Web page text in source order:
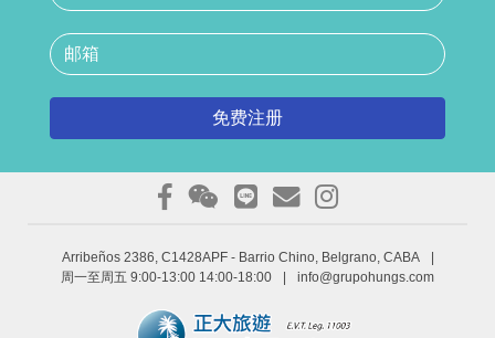
免费注册
Arribeños 2386, C1428APF- Barrio Chino, Belgrano, CABA
周一至周五 9:00-13:00 14:00-18:00
info@grupohungs.com